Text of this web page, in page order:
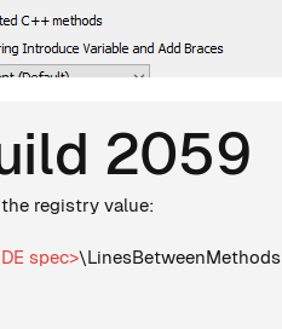
2059
registry value:
spec>\LinesBetweenMethods